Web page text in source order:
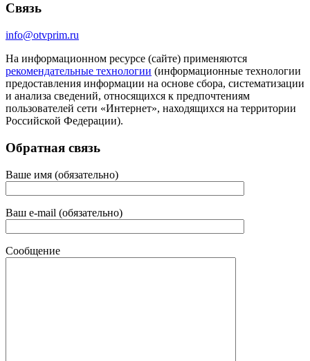
Связь
info@otvprim.ru
На информационном ресурсе (сайте) применяются
рекомендательные технологии (информационные технологии
предоставления информации на основе сбора, систематизации
и анализа сведений, относящихся к предпочтениям
пользователей сети «Интернет», находящихся на территории
Российской Федерации).
Обратная связь
Ваше имя (обязательно)
Ваш e-mail (обязательно)
Сообщение